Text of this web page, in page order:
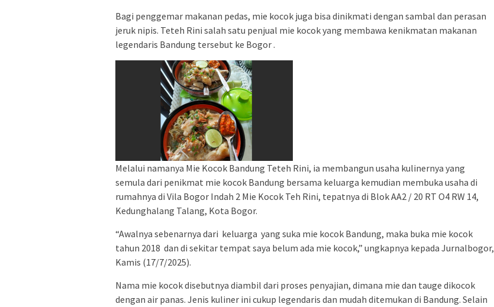
Bagi penggemar makanan pedas, mie kocok juga bisa dinikmati dengan sambal dan perasan
jeruk nipis. Teteh Rini salah satu penjual mie kocok yang membawa kenikmatan makanan
legendaris Bandung tersebut ke Bogor .
Melalui namanya Mie Kocok Bandung Teteh Rini, ia membangun usaha kulinernya yang
semula dari penikmat mie kocok Bandung bersama keluarga kemudian membuka usaha di
rumahnya di Vila Bogor Indah 2 Mie Kocok Teh Rini, tepatnya di Blok AA2 / 20 RT O4 RW 14,
Kedunghalang Talang, Kota Bogor.
“Awalnya sebenarnya dari keluarga yang suka mie kocok Bandung, maka buka mie kocok
tahun 2018 dan di sekitar tempat saya belum ada mie kocok,” ungkapnya kepada Jurnalbogor,
Kamis (17/7/2025).
Nama mie kocok disebutnya diambil dari proses penyajian, dimana mie dan tauge dikocok
dengan air panas. Jenis kuliner ini cukup legendaris dan mudah ditemukan di Bandung. Selain